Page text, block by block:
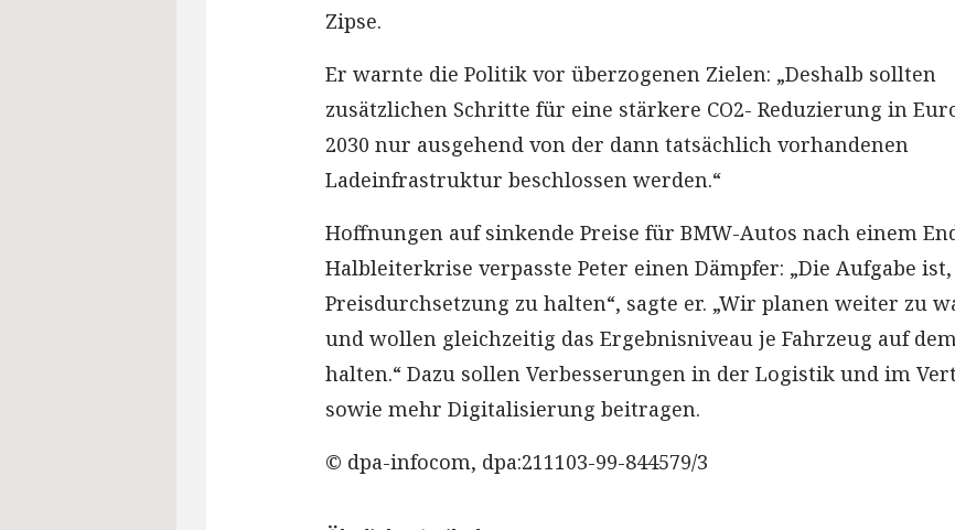
Zipse.
Er warnte die Politik vor überzogenen Zielen: „Deshalb sollten
zusätzlichen Schritte für eine stärkere CO2- Reduzierung in
2030 nur ausgehend von der dann tatsächlich vorhandenen
Ladeinfrastruktur beschlossen werden.“
Hoffnungen auf sinkende Preise für BMW-Autos nach einem
Halbleiterkrise verpasste Peter einen Dämpfer: „Die Aufgabe
Preisdurchsetzung zu halten“, sagte er. „Wir planen weiter zu
und wollen gleichzeitig das Ergebnisniveau je Fahrzeug auf
halten.“ Dazu sollen Verbesserungen in der Logistik und im
sowie mehr Digitalisierung beitragen.
© dpa-infocom, dpa:211103-99-844579/3